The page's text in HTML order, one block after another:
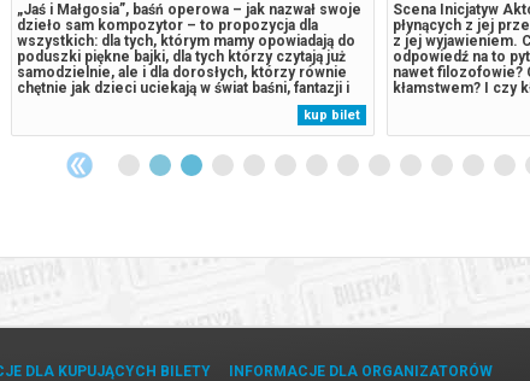
„Jaś i Małgosia”, baśń operowa – jak nazwał swoje
dzieło sam kompozytor – to propozycja dla
wszystkich: dla tych, którym mamy opowiadają do
poduszki piękne bajki, dla tych którzy czytają już
samodzielnie, ale i dla dorosłych, którzy równie
chętnie jak dzieci uciekają w świat baśni, fantazji i
marzeń, z odległego już niestety dzieciństwa.
najwytrawniejszego melomana....
kup bilet
Scena Inicjatyw
płynących z jej
z jej wyjawieniem.
odpowiedź na to
nawet filozofowie?
kłamstwem? I czy
Dowcipna,
grana z
opowieść o
DLA KUPUJĄCYCH BILETY INFORMACJE DLA ORGANIZATORÓW